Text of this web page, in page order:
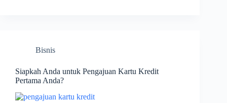
Bisnis
Siapkah Anda untuk Pengajuan Kartu Kredit
Pertama Anda?